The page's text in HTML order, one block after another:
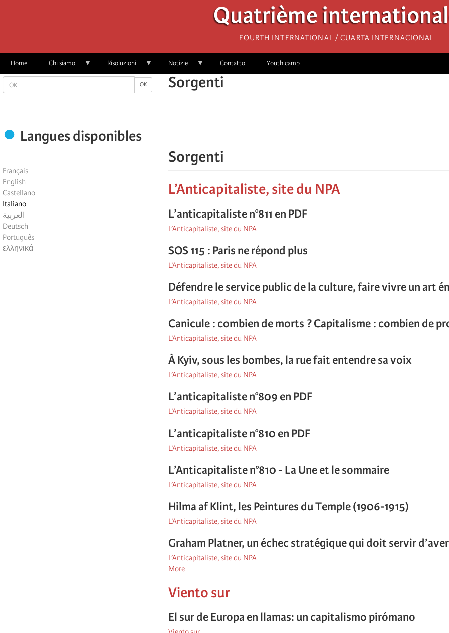
Quatrième
Fourth International / Cuarta Internacional
Home Chi siamo Risoluzioni Notizie Contatto Youth camp
OK OK
Langues disponibles
Français
English
Castellano
Italiano
العربية
Deutsch
Português
ελληνικά
Sorgenti
Sorgenti
L’Anticapitaliste, site du NPA
L’anticapitaliste n°811 en PDF
L’Anticapitaliste, site du NPA
SOS 115 : Paris ne répond plus
L’Anticapitaliste, site du NPA
Défendre le service public de la culture, faire vivre un art
L’Anticapitaliste, site du NPA
Canicule : combien de morts ? Capitalisme : combien de
L’Anticapitaliste, site du NPA
À Kyiv, sous les bombes, la rue fait entendre sa voix
L’Anticapitaliste, site du NPA
L’anticapitaliste n°809 en PDF
L’Anticapitaliste, site du NPA
L’anticapitaliste n°810 en PDF
L’Anticapitaliste, site du NPA
L’Anticapitaliste n°810 - La Une et le sommaire
L’Anticapitaliste, site du NPA
Hilma af Klint, les Peintures du Temple (1906-1915)
L’Anticapitaliste, site du NPA
Graham Platner, un échec stratégique qui doit servir
L’Anticapitaliste, site du NPA
More
L’Anticapitaliste,
du
NPA
Viento sur
El sur de Europa en llamas: un capitalismo pirómano